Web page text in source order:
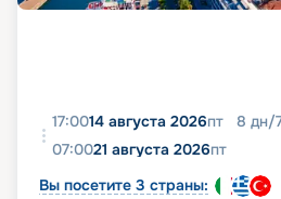
17:0014 августа 2026пт 8 дн/
07:0021 августа 2026пт
Вы посетите 3 страны: